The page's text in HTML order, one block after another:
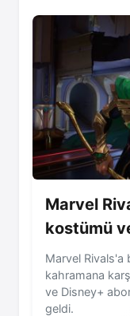
Marvel
kostümü
Marvel Rivals'a
kahramana
ve Disney+
geldi.